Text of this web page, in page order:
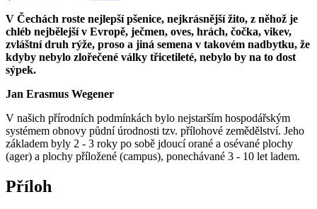
V Čechách roste nejlepší pšenice, nejkrásnější žito, z něhož je
chléb nejbělejší v Evropě, ječmen, oves, hrách, čočka, vikev,
zvláštní druh rýže, proso a jiná semena v takovém nadbytku, že
kdyby nebylo zlořečené války třicetileté, nebylo by na to dost
sýpek.
Jan Erasmus Wegener
V našich přírodních podmínkách bylo nejstarším hospodářským
systémem obnovy půdní úrodnosti tzv. přílohové zemědělství. Jeho
základem byly 2 - 3 roky po sobě jdoucí orané a osévané plochy
(ager) a plochy příložené (campus), ponechávané 3 - 10 let ladem.
Příloh